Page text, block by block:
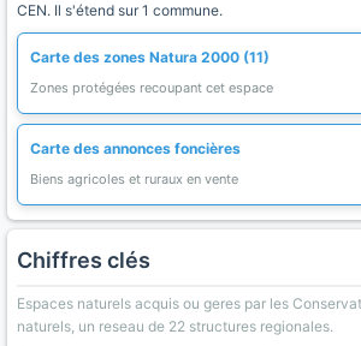
CEN. Il s'étend sur 1 commune.
Carte des zones Natura 2000 (11)
Zones protégées recoupant cet espace
Carte des annonces foncières
Biens agricoles et ruraux en vente
Chiffres clés
Espaces naturels acquis ou geres par les
naturels, un reseau de 22 structures regionales.